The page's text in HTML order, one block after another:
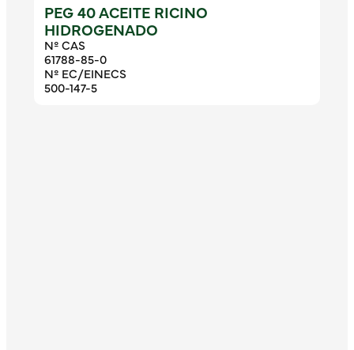
PEG 40 ACEITE RICINO
HIDROGENADO
Nº CAS
61788-85-0
Nº EC/EINECS
500-147-5